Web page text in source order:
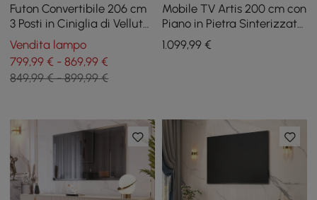
Futon Convertibile 206 cm
3 Posti in Ciniglia di Velluto
4 in 1
Vendita lampo
799,99 € - 869,99 €
849,99 € - 899,99 €
Mobile TV Artis 200 cm con
Piano in Pietra Sinterizzata
e Gambe Dorate
1.099,99€